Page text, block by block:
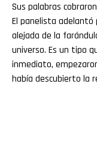
Sus palabras
El panelista
alejada de la
universo. Es un tipo
inmediato,
había descubierto la